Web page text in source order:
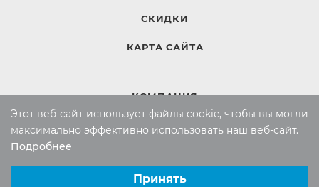
СКИДКИ
КАРТА САЙТА
КОМПАНИЯ
Этот веб-сайт использует файлы cookie, чтобы вы могли
максимально эффективно использовать наш веб-сайт.
Подробнее
Принять